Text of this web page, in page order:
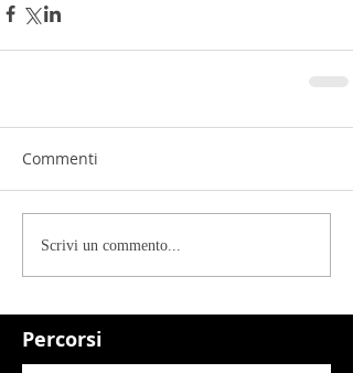
Percorsi
Commenti
Scrivi un commento...